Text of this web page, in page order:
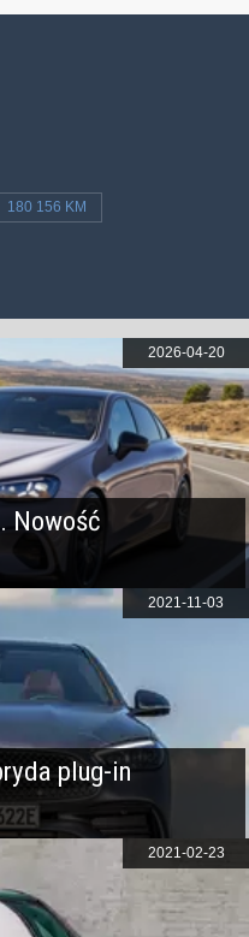
180 156 KM
Nowość
2026-04-20
plug-in
2021-11-03
2021-02-23